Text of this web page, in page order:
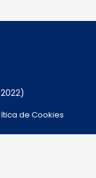
de Cookies